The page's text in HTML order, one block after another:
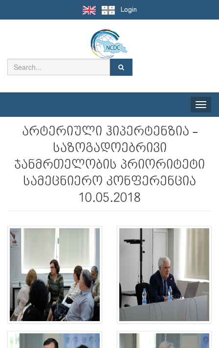
Login
Toggle
არტერიული ჰიპერტენზია -
საზოგადოებრივი
ჯანმრთელობის პრიორიტეტი
სამეცნიერო კონფერენცია
10.05.2018